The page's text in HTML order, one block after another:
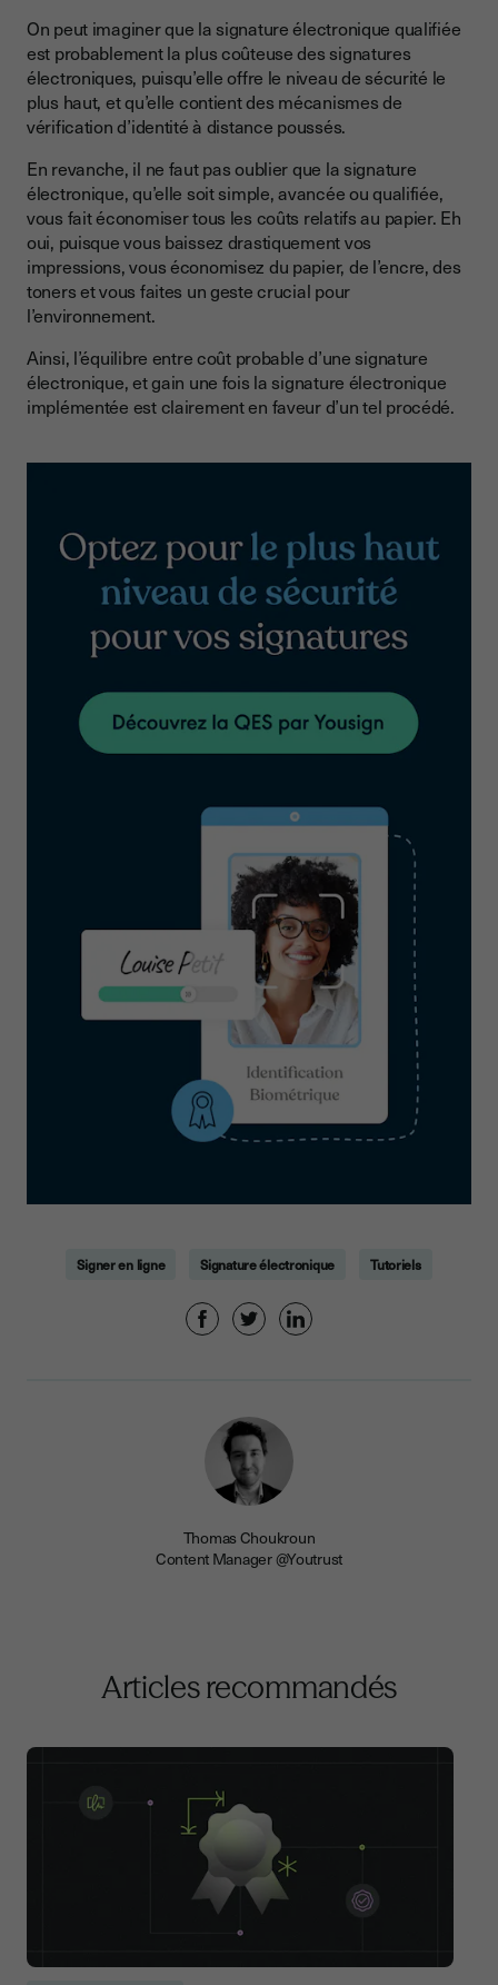
On peut imaginer que la signature électronique qualifiée
est probablement la plus coûteuse des signatures
électroniques, puisqu’elle offre le niveau de sécurité le
plus haut, et qu’elle contient des mécanismes de
vérification d’identité à distance poussés.
En revanche, il ne faut pas oublier que la signature
électronique, qu’elle soit simple, avancée ou qualifiée,
vous fait économiser tous les coûts relatifs au papier. Eh
oui, puisque vous baissez drastiquement vos
impressions, vous économisez du papier, de l’encre, des
toners et vous faites un geste crucial pour
l’environnement.
Ainsi, l’équilibre entre coût probable d’une signature
électronique, et gain une fois la signature électronique
implémentée est clairement en faveur d’un tel procédé.
Signer en ligne Signature électronique Tutoriels
Thomas Choukroun
Content Manager @Youtrust
Articles recommandés